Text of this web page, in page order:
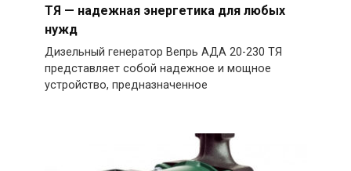
ТЯ — надежная энергетика для любых
нужд
Дизельный генератор Вепрь АДА 20-230 ТЯ
представляет собой надежное и мощное
устройство, предназначенное